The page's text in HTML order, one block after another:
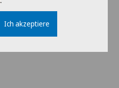
Ich akzeptiere